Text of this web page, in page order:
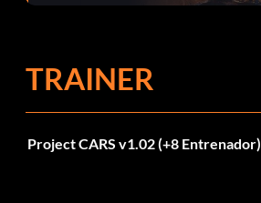
el parche 1.0.4
TRAINER
Project CARS v1.02 (+8 Entrenador)